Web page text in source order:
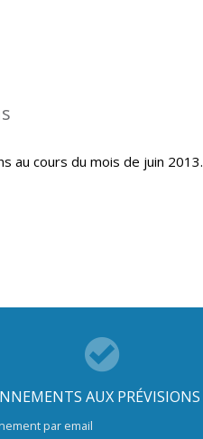
au cours du mois de juin 2013.
AUX PRÉVISIONS
par email